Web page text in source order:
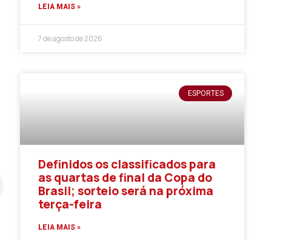
LEIA MAIS »
7 de agosto de 2026
ESPORTES
Definidos os classificados para
as quartas de final da Copa do
Brasil; sorteio será na próxima
terça-feira
LEIA MAIS »